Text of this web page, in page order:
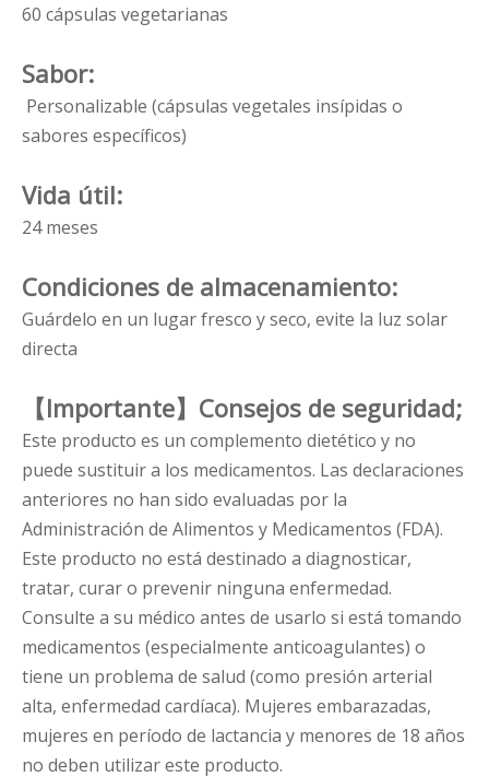
60 cápsulas vegetarianas
Sabor:
Personalizable (cápsulas vegetales insípidas o
sabores específicos)
Vida útil:
24 meses
Condiciones de almacenamiento:
Guárdelo en un lugar fresco y seco, evite la luz solar
directa
【Importante】Consejos de seguridad;
Este producto es un complemento dietético y no
puede sustituir a los medicamentos. Las declaraciones
anteriores no han sido evaluadas por la
Administración de Alimentos y Medicamentos (FDA).
Este producto no está destinado a diagnosticar,
tratar, curar o prevenir ninguna enfermedad.
Consulte a su médico antes de usarlo si está tomando
medicamentos (especialmente anticoagulantes) o
tiene un problema de salud (como presión arterial
alta, enfermedad cardíaca). Mujeres embarazadas,
mujeres en período de lactancia y menores de 18 años
no deben utilizar este producto.